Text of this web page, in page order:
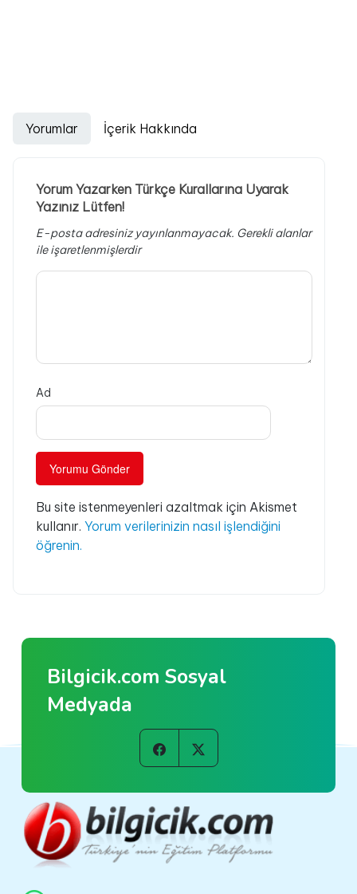
Yorumlar İçerik Hakkında
Yorum Yazarken Türkçe Kurallarına Uyarak
Yazınız Lütfen!
E-posta adresiniz yayınlanmayacak. Gerekli alanlar
ile işaretlenmişlerdir
Ad
Bu site istenmeyenleri azaltmak için Akismet
kullanır. Yorum verilerinizin nasıl işlendiğini
öğrenin.
Bilgicik.com Sosyal
Medyada